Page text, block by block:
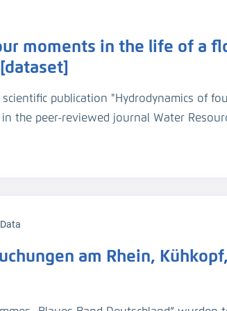
beim gleichwertigen Wasserstand
gleichwertigen Wasserstand (GlW) und
moments in the life of a
scientific publication "Hydrodynamics of
the peer-reviewed journal Water
hydraulic variables derived from
compound-channel, with a floodplain
time-averaged and spatially
layer properties, and momentum
am Rhein,